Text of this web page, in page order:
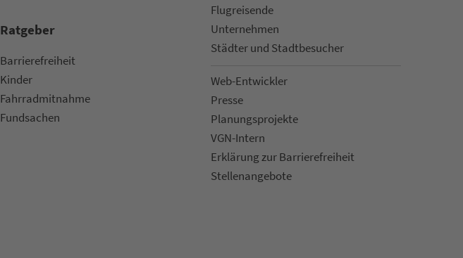
Rat­ge­ber
Bar­ri­e­re­frei­heit
Kinder
Fahr­rad­mit­nah­me
Fund­sachen
Flug­rei­sen­de
Un­ter­neh­men
Städter und Stadt­be­su­cher
Web-Entwickler
Presse
Pla­nungs­pro­jekte
VGN-Intern
Erklärung zur Bar­ri­e­re­frei­heit
Stellenan­ge­bote